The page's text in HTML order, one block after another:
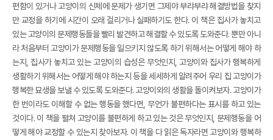
편함이 있거나 고양이의 신체에 문제가 생기면 그제야 부랴부랴 해결방법을 찾지
만 교정을 하기에 시간이 오래 걸리거나 실패하기도 한다. 이 책은 집사가 놓치고
있는 고양이의 문제행동들을 빨리 발견하고 해결할 수 있도록 도와준다. 뿐만 아니
라 처음부터 고양이가 문제행동을 일으키지 않도록 하기 위해서는 어떻게 해야 하
는지, 집사가 놓치고 있는 고양이의 습성은 무엇인지, 고양이와 집사가 행복하게
생활하기 위해서는 어떻게 해야 하는지 등을 세세하게 알려주어 우리 집 고양이가
행복한 묘생을 보낼 수 있도록 도와준다. 고양이와의 생활을 돌이켜보자. 고양이가
한 번이라도 이해할 수 없는 행동을 했다면, 무언가 불편하다는 표시를 하고 있는
것이다. 이 책을 펼쳐 고양이를 불편하게 하고 있는 것은 무엇인지, 문제행동을 어
떻게 해야 교정할 수 있는지 찾아보자. 이 책을 다 읽은 독자라면 고양이와 행복하